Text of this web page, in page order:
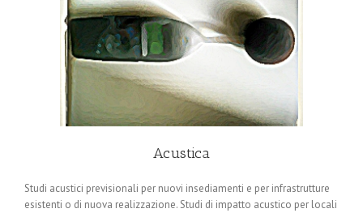
Acustica
Studi acustici previsionali per nuovi insediamenti e per infrastrutture
esistenti o di nuova realizzazione. Studi di impatto acustico per locali